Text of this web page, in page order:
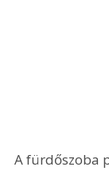
A fürdőszoba